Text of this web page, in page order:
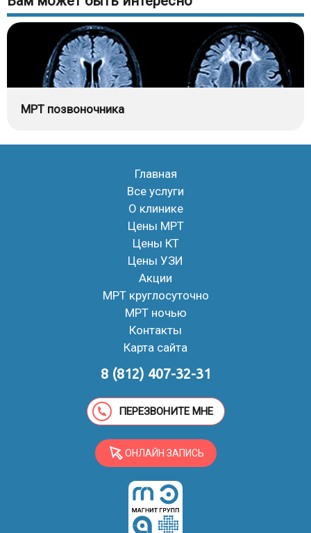
МРТ позвоночника
Главная
Все услуги
О клинике
Цены МРТ
Цены КТ
Цены УЗИ
Акции
МРТ круглосуточно
МРТ ночью
Контакты
Карта сайта
8 (812) 407-32-31
ПЕРЕЗВОНИТЕ МНЕ
ОНЛАЙН ЗАПИСЬ